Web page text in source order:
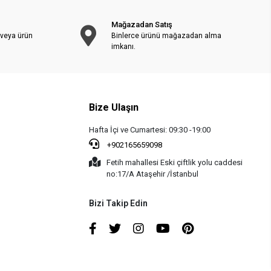
ürün
Mağazadan Satış
Binlerce ürünü mağazadan alma
imkanı.
Bize Ulaşın
Hafta İçi ve Cumartesi: 09:30 -19:00
+902165659098
Fetih mahallesi Eski çiftlik yolu caddesi
no:17/A Ataşehir /İstanbul
Bizi Takip Edin